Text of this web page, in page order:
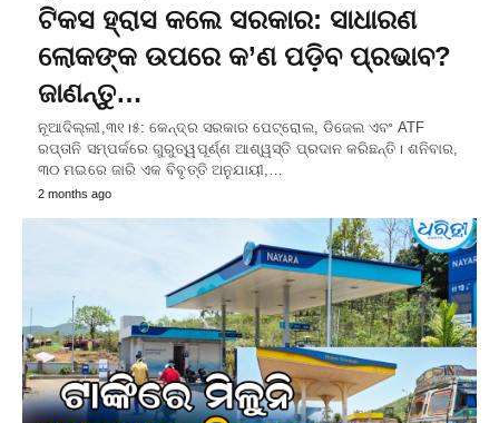
ଟିକସ ହ୍ରାସ କଲେ ସରକାର: ସାଧାରଣ
ଲୋକଙ୍କ ଉପରେ କ’ଣ ପଡ଼ିବ ପ୍ରଭାବ?
ଜାଣନ୍ତୁ…
ନୂଆଦିଲ୍ଲୀ,୩୧।୫: କେନ୍ଦ୍ର ସରକାର ପେଟ୍ରୋଲ, ଡିଜେଲ ଏବଂ ATF
ରପ୍ତାନି ସମ୍ପର୍କରେ ଗୁରୁତ୍ୱପୂର୍ଣ୍ଣ ଆଶ୍ୱସ୍ତି ପ୍ରଦାନ କରିଛନ୍ତି। ଶନିବାର,
୩୦ ମଇରେ ଜାରି ଏକ ବିବୃତ୍ତି ଅନୁଯାୟୀ,…
2 months ago